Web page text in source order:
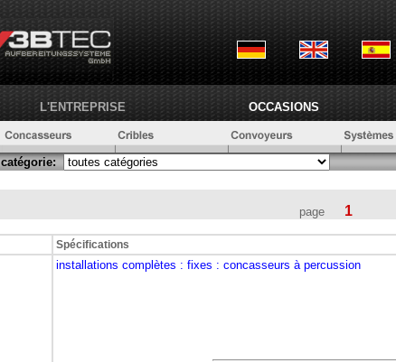
L'ENTREPRISE OCCASIONS
catégorie:
page 1
Spécifications
installations complètes : fixes : concasseurs à percussion